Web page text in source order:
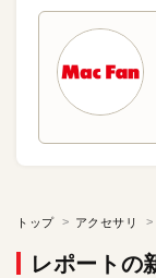
トップ アクセサリ
レポートの